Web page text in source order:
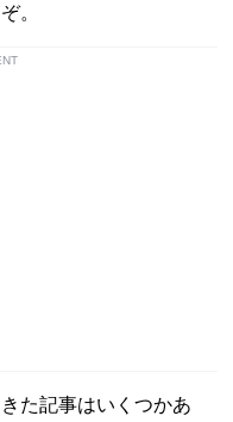
。
た記事はいくつかあ